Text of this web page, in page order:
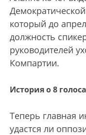
который до
должность
руководителей
Компартии.
История о 8
Теперь главная
удастся ли